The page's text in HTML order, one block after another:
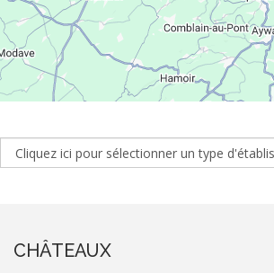
CHÂTEAUX